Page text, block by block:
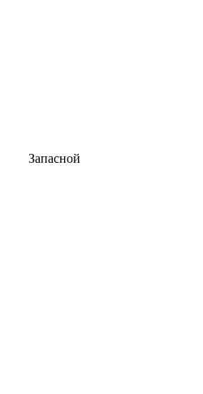
Запасной